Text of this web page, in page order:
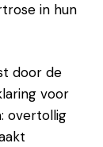
in hun
door de
voor
overtollig